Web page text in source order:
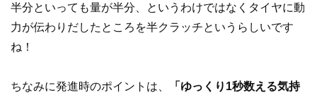
半分といっても量が半分、というわけではなくタイヤに動
力が伝わりだしたところを半クラッチというらしいです
ね！
ちなみに発進時のポイントは、 「ゆっくり1秒数える気持